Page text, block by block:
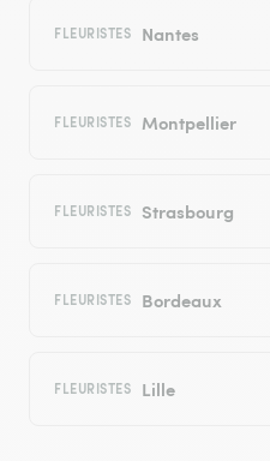
FLEURISTES Nantes
FLEURISTES Montpellier
FLEURISTES Strasbourg
FLEURISTES Bordeaux
FLEURISTES Lille